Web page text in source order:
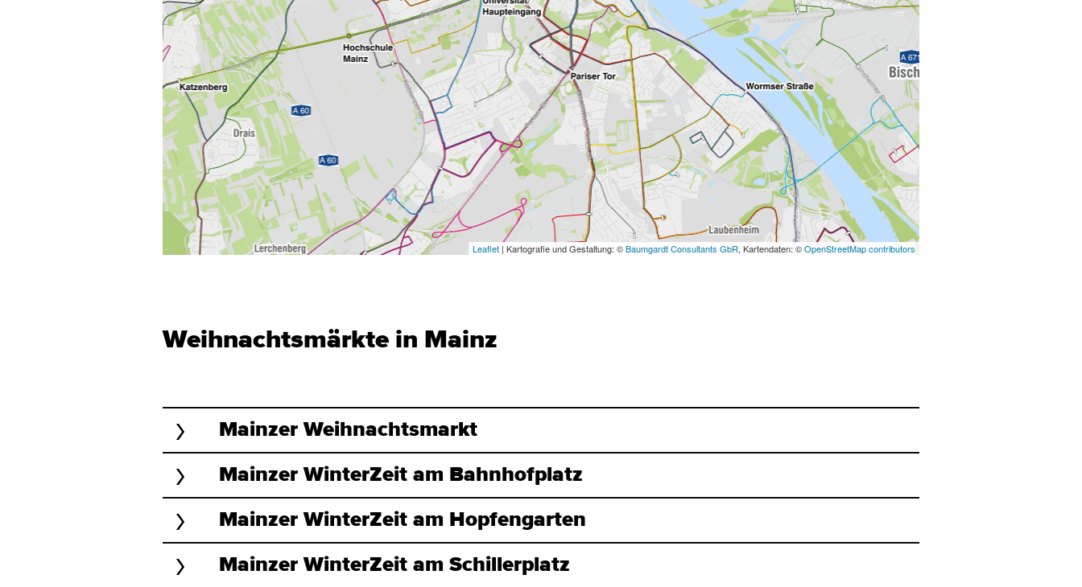
Weihnachtsmärkte in Mainz
Mainzer Weihnachtsmarkt
Mainzer WinterZeit am Bahnhofplatz
Mainzer WinterZeit am Hopfengarten
Mainzer WinterZeit am Schillerplatz